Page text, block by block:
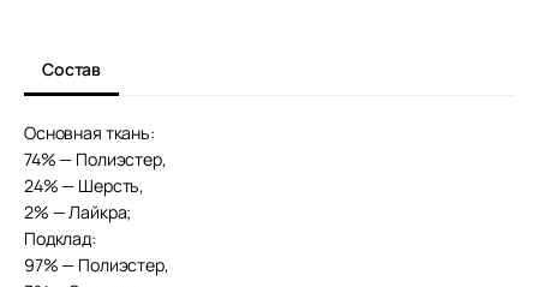
Состав
Основная ткань:
74% — Полиэстер,
24% — Шерсть,
2% — Лайкра;
Подклад:
97% — Полиэстер,